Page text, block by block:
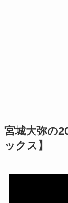
宮城大弥の
ックス】